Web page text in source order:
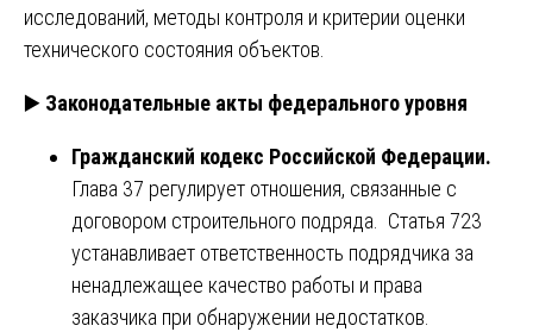
исследований, методы контроля и критерии оценки
технического состояния объектов.
▶️ Законодательные акты федерального уровня
Гражданский кодекс Российской Федерации.
Глава 37 регулирует отношения, связанные с
договором строительного подряда. Статья 723
устанавливает ответственность подрядчика за
ненадлежащее качество работы и права
заказчика при обнаружении недостатков.